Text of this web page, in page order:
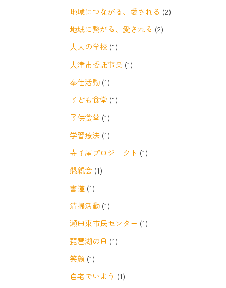
地域につながる、愛される (2)
地域に繋がる、愛される (2)
大人の学校 (1)
大津市委託事業 (1)
奉仕活動 (1)
子ども食堂 (1)
子供食堂 (1)
学習療法 (1)
寺子屋プロジェクト (1)
懇親会 (1)
書道 (1)
清掃活動 (1)
瀬田東市民センター (1)
琵琶湖の日 (1)
笑顔 (1)
自宅でいよう (1)